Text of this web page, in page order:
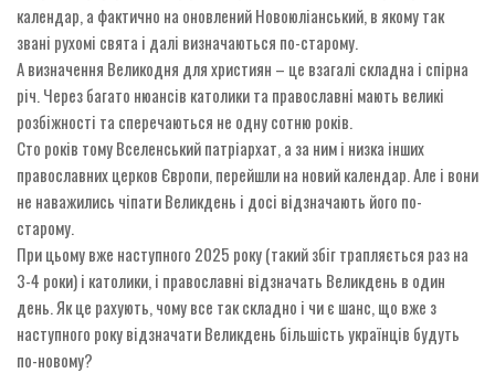
календар, а фактично на оновлений Новоюліанський, в якому так
звані рухомі свята і далі визначаються по-старому.
А визначення Великодня для християн – це взагалі складна і спірна
річ. Через багато нюансів католики та православні мають великі
розбіжності та сперечаються не одну сотню років.
Сто років тому Вселенський патріархат, а за ним і низка інших
православних церков Європи, перейшли на новий календар. Але і вони
не наважились чіпати Великдень і досі відзначають його по-
старому.
При цьому вже наступного 2025 року (такий збіг трапляється раз на
3-4 роки) і католики, і православні відзначать Великдень в один
день. Як це рахують, чому все так складно і чи є шанс, що вже з
наступного року відзначати Великдень більшість українців будуть
по-новому?